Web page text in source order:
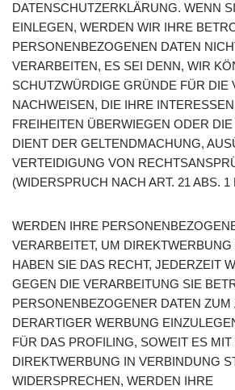
DATENSCHUTZERKLÄRUNG. WENN
EINLEGEN, WERDEN WIR IHRE
PERSONENBEZOGENEN DATEN
VERARBEITEN, ES SEI DENN, WIR
SCHUTZWÜRDIGE GRÜNDE FÜR DIE
NACHWEISEN, DIE IHRE
FREIHEITEN ÜBERWIEGEN ODER
DIENT DER GELTENDMACHUNG,
VERTEIDIGUNG VON
(WIDERSPRUCH NACH ART. 21 ABS. 1
WERDEN IHRE
VERARBEITET, UM
HABEN SIE DAS RECHT, JEDERZEIT
GEGEN DIE VERARBEITUNG SIE
PERSONENBEZOGENER DATEN ZUM
DERARTIGER WERBUNG
FÜR DAS PROFILING, SOWEIT ES
DIREKTWERBUNG IN VERBINDUNG
WIDERSPRECHEN, WERDEN IHRE